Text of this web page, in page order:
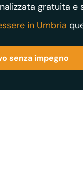
gratuita e
in Umbria
senza impegno